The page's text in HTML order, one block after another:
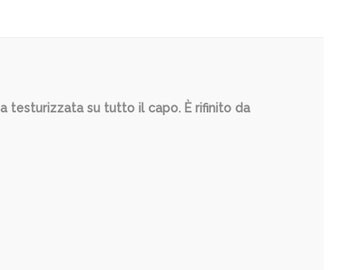
testurizzata su tutto il capo. È rifinito da